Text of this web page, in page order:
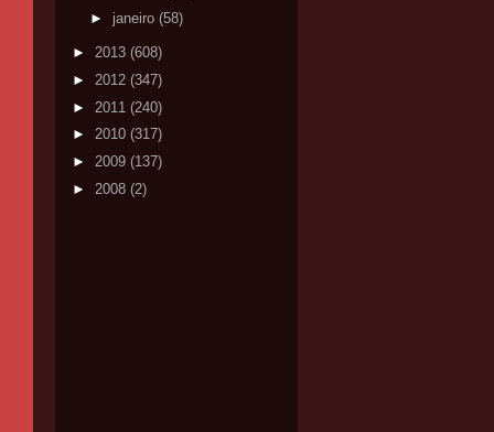
► janeiro (58)
► 2013 (608)
► 2012 (347)
► 2011 (240)
► 2010 (317)
► 2009 (137)
► 2008 (2)